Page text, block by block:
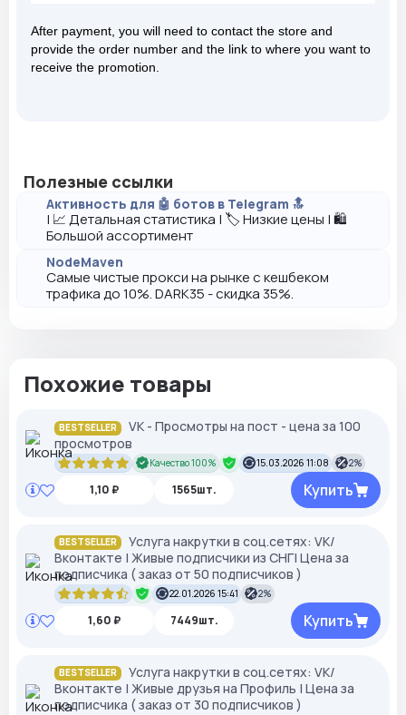
After payment, you will need to contact the store and
provide the order number and the link to where you want to
receive the promotion.
Полезные ссылки
Активность для 🤖 ботов в Telegram 🔝
| 📈 Детальная статистика | 🏷️ Низкие цены | 🛍️
Большой ассортимент
NodeMaven
Самые чистые прокси на рынке с кешбеком
трафика до 10%. DARK35 - скидка 35%.
Похожие товары
BESTSELLER
VK - Просмотры на пост - цена за 100
просмотров
Качество 100% 15.03.2026 11:08 2%
1,10 ₽ 1565шт. Купить
BESTSELLER
Услуга накрутки в соц.сетях: VK/
Вконтакте | Живые подписчики из СНГ| Цена за
подписчика ( заказ от 50 подписчиков )
22.01.2026 15:41 2%
1,60 ₽ 7449шт. Купить
BESTSELLER
Услуга накрутки в соц.сетях: VK/
Вконтакте | Живые друзья на Профиль | Цена за
подписчика ( заказ от 30 подписчиков )